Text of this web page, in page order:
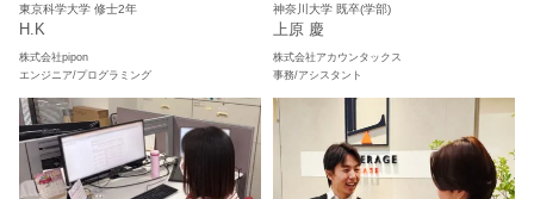
東京科学大学 修士2年
H.K
株式会社pipon
エンジニア/プログラミング
神奈川大学 既卒(学部)
上原 慶
株式会社アカウンタックス
事務/アシスタント